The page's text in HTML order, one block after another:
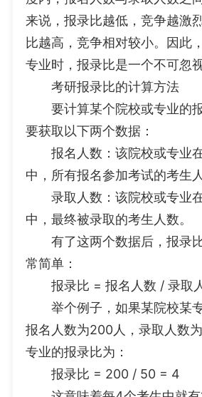
来说，报录比越低，竞争越激
比越高，竞争相对较小。因此
专业时，报录比是一个不可忽
考研报录比的计算方法
要计算某个院校或专业的
要获取以下两个数据：
报名人数：该院校或专业
中，所有报名参加考试的考生人
录取人数：该院校或专业
中，最终被录取的考生人数。
有了这两个数据后，报录
常简单：
报录比 = 报名人数 / 录取
举个例子，如果某院校某
报名人数为200人，录取人数
专业的报录比为：
报录比 = 200 / 50 = 4